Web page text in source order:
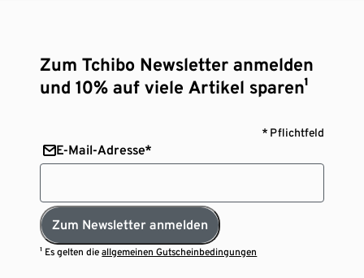
Zum Tchibo Newsletter anmelden
und 10% auf viele Artikel sparen¹
* Pflichtfeld
E-Mail-Adresse*
Zum Newsletter anmelden
¹ Es gelten dieallgemeinen Gutscheinbedingungen